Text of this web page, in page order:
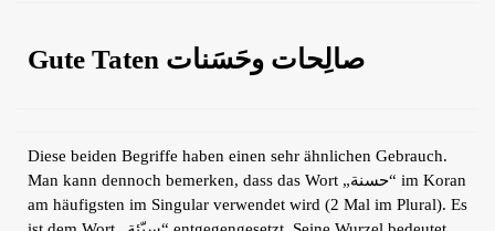
Gute Taten صالِحات وحَسَنات
Diese beiden Begriffe haben einen sehr ähnlichen Gebrauch.
Man kann dennoch bemerken, dass das Wort „حسنة“ im Koran
am häufigsten im Singular verwendet wird (2 Mal im Plural). Es